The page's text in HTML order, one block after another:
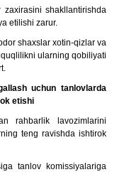
shakllantirishda
etilishi zarur.
shaxslar xotin-qizlar va
ularning qobiliyati
uchun tanlovlarda
etishi
rahbarlik lavozimlarini
teng ravishda ishtirok
tanlov komissiyalariga